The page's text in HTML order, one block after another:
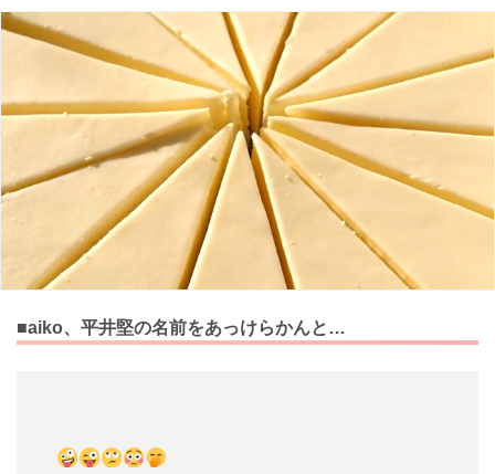
■aiko、平井堅の名前をあっけらかんと…